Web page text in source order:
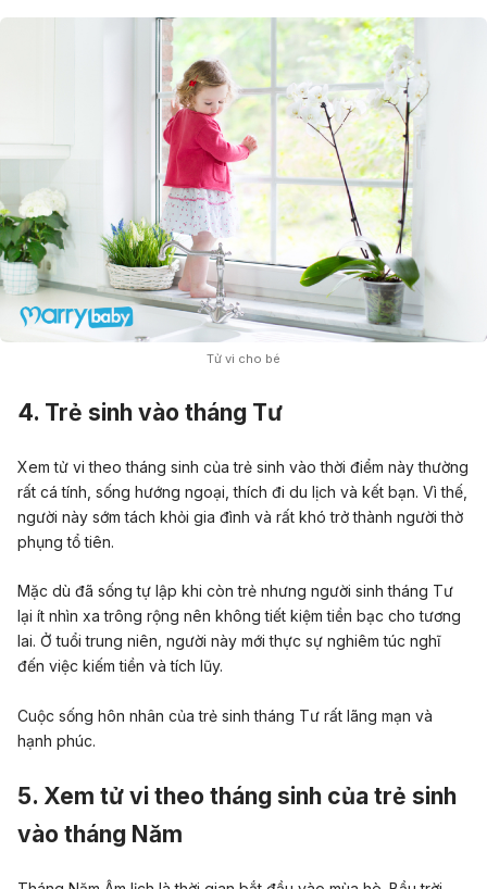
Tử vi cho bé
4. Trẻ sinh vào tháng Tư
Xem tử vi theo tháng sinh của trẻ sinh vào thời điểm này thường
rất cá tính , sống hướng ngoại, thích đi du lịch và kết bạn. Vì thế,
người này sớm tách khỏi gia đình và rất khó trở thành người thờ
phụng tổ tiên.
Mặc dù đã sống tự lập khi còn trẻ nhưng người sinh tháng Tư
lại ít nhìn xa trông rộng nên không tiết kiệm tiền bạc cho tương
lai. Ở tuổi trung niên, người này mới thực sự nghiêm túc nghĩ
đến việc kiếm tiền và tích lũy.
Cuộc sống hôn nhân của trẻ sinh tháng Tư rất lãng mạn và
hạnh phúc.
5. Xem tử vi theo tháng sinh của trẻ sinh
vào tháng Năm